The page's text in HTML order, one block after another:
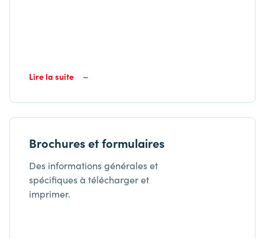
Lire la suite
Brochures et formulaires
Des informations générales et
spécifiques à télécharger et
imprimer.